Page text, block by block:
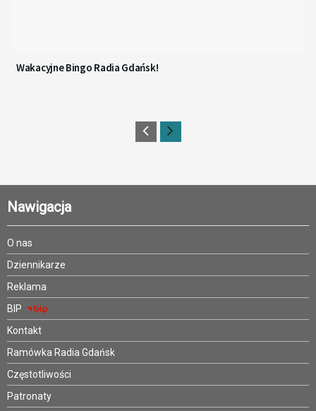
Wakacyjne Bingo Radia Gdańsk!
Nawigacja
O nas
Dziennikarze
Reklama
BIP
Kontakt
Ramówka Radia Gdańsk
Częstotliwości
Patronaty